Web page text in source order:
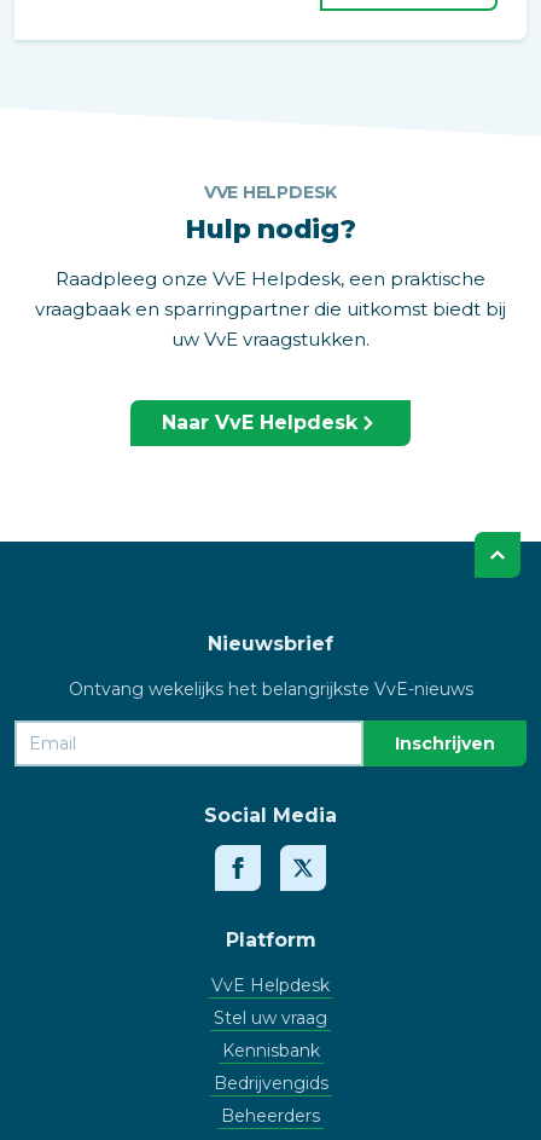
VVE HELPDESK
Hulp nodig?
Raadpleeg onze VvE Helpdesk, een praktische
vraagbaak en sparringpartner die uitkomst biedt bij
uw VvE vraagstukken.
Naar VvE Helpdesk
Nieuwsbrief
Ontvang wekelijks het belangrijkste VvE-nieuws
Social Media
Platform
VvE Helpdesk
Stel uw vraag
Kennisbank
Bedrijvengids
Beheerders